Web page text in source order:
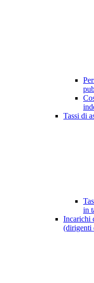
Tassi di
in
Incarichi
(dirigenti